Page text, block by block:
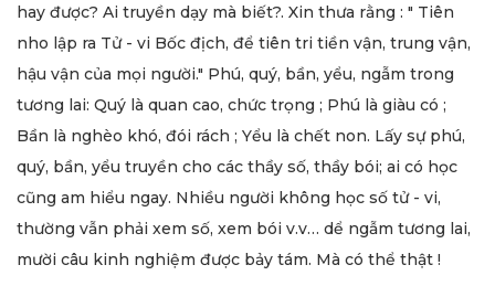
hay được? Ai truyền dạy mà biết?. Xin thưa rằng : " Tiên
nho lập ra Tử - vi Bốc địch, để tiên tri tiền vận, trung vận,
hậu vận của mọi người." Phú, quý, bần, yểu, ngẫm trong
tương lai: Quý là quan cao, chức trọng ; Phú là giàu có ;
Bần là nghèo khó, đói rách ; Yểu là chết non. Lấy sự phú,
quý, bần, yểu truyền cho các thầy số, thầy bói; ai có học
cũng am hiểu ngay. Nhiều người không học số tử - vi,
thường vẫn phải xem số, xem bói v.v… dể ngẫm tương lai,
mười câu kinh nghiệm được bảy tám. Mà có thể thật !